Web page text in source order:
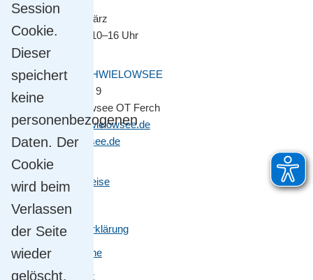
Session
Cookie.
Dieser
speichert
keine
personenbezogenen
Daten. Der
Cookie
wird beim
Verlassen
der Seite
wieder
gelöscht.
November bis März
Montag–Freitag 10–16 Uhr
GEMEINDE SCHWIELOWSEE
Potsdamer Platz 9
14548 Schwielowsee OT Ferch
gemeinde@schwielowsee.de
www.schwielowsee.de
Kontakt & Anreise
Impressum
Datenschutzerklärung
Leichte Sprache
Barrierefreiheit